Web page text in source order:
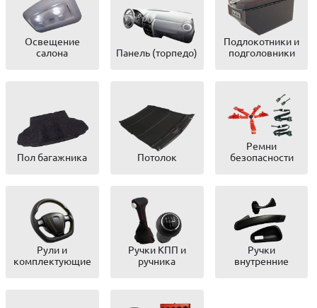
Освещение
салона
Панель (торпедо)
Подлокотники и
подголовники
Пол багажника Потолок
Ремни
безопасности
Рули и
комплектующие
Ручки КПП и
ручника
Ручки
внутренние